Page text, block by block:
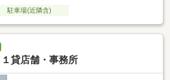
駐車場(近隣含)
貸店舗・事務所